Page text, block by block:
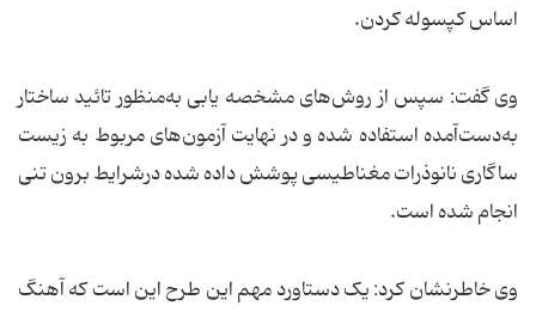
اساس کپسوله کردن.
وی گفت: سپس از روش‌های مشخصه یابی به‌منظور تائید ساختار
به‌دست‌آمده استفاده شده و در نهایت آزمون‌های مربوط به زیست
ساگاری نانوذرات مغناطیسی پوشش داده شده درشرایط برون تنی
انجام شده است.
وی خاطرنشان کرد: یک دستاورد مهم این طرح این است که آهنگ